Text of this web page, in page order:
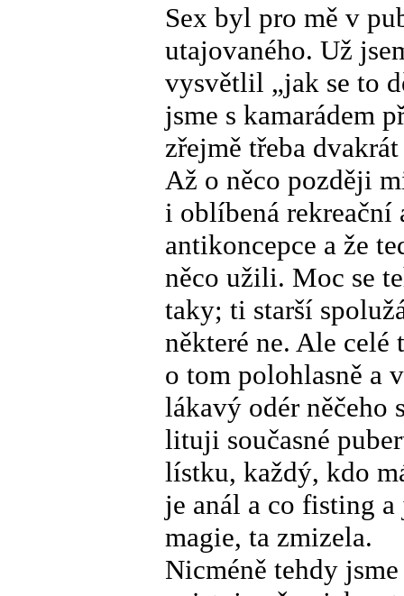
Sex byl pro mě v
utajovaného. Už
vysvětlil „jak se to
jsme s kamarádem
zřejmě třeba
Až o něco později
i oblíbená rekreační
antikoncepce a že
něco užili. Moc se
taky; ti starší
některé ne. Ale
o tom polohlasně a
lákavý odér něčeho
lituji současné
lístku, každý, kdo
je anál a co fisting
magie, ta zmizela.
Nicméně tehdy